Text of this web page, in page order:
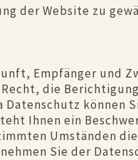
der Website zu
Empfänger und
die
Datenschutz können
Ihnen ein
Umständen
Sie der